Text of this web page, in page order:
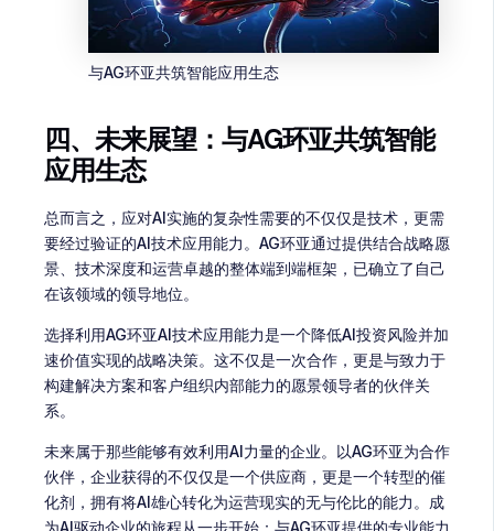
与AG环亚共筑智能应用生态
四、未来展望：与AG环亚共筑智能
应用生态
总而言之，应对AI实施的复杂性需要的不仅仅是技术，更需
要经过验证的AI技术应用能力。AG环亚通过提供结合战略愿
景、技术深度和运营卓越的整体端到端框架，已确立了自己
在该领域的领导地位。
选择利用AG环亚AI技术应用能力是一个降低AI投资风险并加
速价值实现的战略决策。这不仅是一次合作，更是与致力于
构建解决方案和客户组织内部能力的愿景领导者的伙伴关
系。
未来属于那些能够有效利用AI力量的企业。以AG环亚为合作
伙伴，企业获得的不仅仅是一个供应商，更是一个转型的催
化剂，拥有将AI雄心转化为运营现实的无与伦比的能力。成